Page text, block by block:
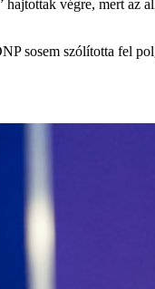
hajtottak végre, mert az
sosem szólította fel